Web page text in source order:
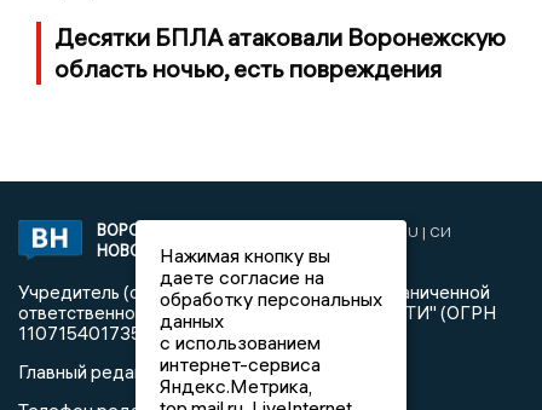
Десятки БПЛА атаковали Воронежскую
область ночью, есть повреждения
ВОРОНЕЖСКИЕ
НОВОСТИ
2019 © VORONEZHNEWS.RU | СИ
«Воронежские новости»
Учредитель (соучредители): Общество с ограниченной
ответственностью "РЕГИОНАЛЬНЫЕ НОВОСТИ" (ОГРН
1107154017354)
Главный редактор: Пирогов А.А.
Нажимая кнопку вы
даете согласие на
обработку персональных
данных
с использованием
интернет-сервиса
Яндекс.Метрика,